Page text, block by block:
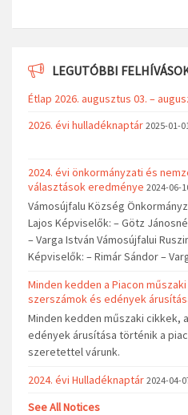
LEGUTÓBBI
Étlap 2026. augusztus 03. –
2026. évi hulladéknaptár 2025-01-01
2024. évi önkormányzati és
választások eredménye 2024-06-
Vámosújfalu Község
Lajos Képviselők: – Götz
– Varga István Vámosújfalui
Képviselők: – Rimár Sándor –
Minden kedden a Piacon
szerszámok és edények
Minden kedden műszaki cikkek,
edények árusítása történik a
szeretettel várunk.
2024. évi Hulladéknaptár 2024-04-
See All Notices